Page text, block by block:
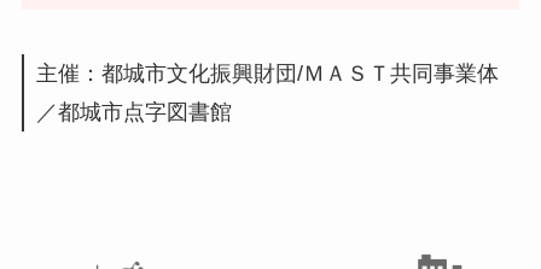
主催：都城市文化振興財団/ＭＡＳＴ共同事業体
／都城市点字図書館